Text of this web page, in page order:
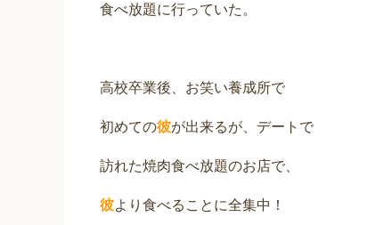
食べ放題に行っていた。
高校卒業後、お笑い養成所で
初めての彼が出来るが、デートで
訪れた焼肉食べ放題のお店で、
彼より食べることに全集中！